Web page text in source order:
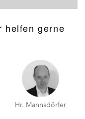
helfen gerne
Hr. Mannsdörfer